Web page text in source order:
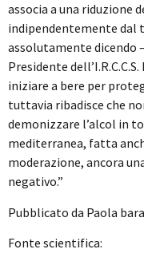
associa a una riduzione
indipendentemente dal
assolutamente dicendo
Presidente
iniziare a bere per
tuttavia ribadisce che
demonizzare l’alcol in
mediterranea, fatta
moderazione, ancora
negativo.”
Pubblicato da Paola
Fonte scientifica: